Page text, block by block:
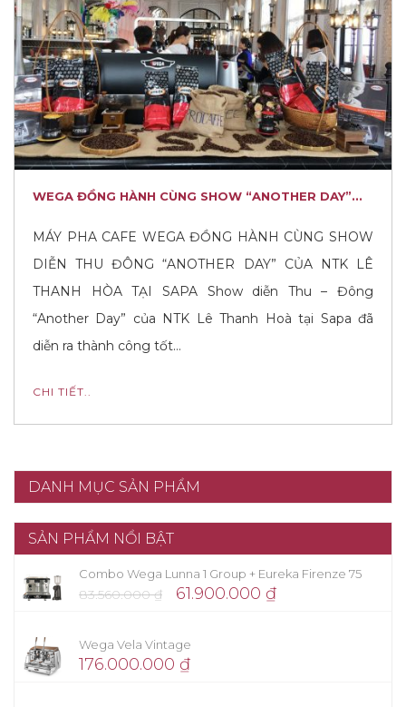
WEGA ĐỒNG HÀNH CÙNG SHOW “ANOTHER DAY”...
MÁY PHA CAFE WEGA ĐỒNG HÀNH CÙNG SHOW
DIỄN THU ĐÔNG “ANOTHER DAY” CỦA NTK LÊ
THANH HÒA TẠI SAPA Show diễn Thu – Đông
“Another Day” của NTK Lê Thanh Hoà tại Sapa đã
diễn ra thành công tốt…
CHI TIẾT..
DANH MỤC SẢN PHẨM
SẢN PHẨM NỔI BẬT
Combo Wega Lunna 1 Group + Eureka Firenze 75
83.560.000₫ 61.900.000 ₫
Wega Vela Vintage
176.000.000 ₫